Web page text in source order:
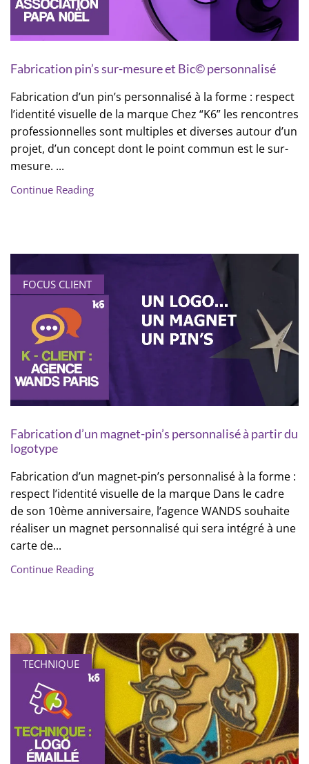
Fabrication pin’s sur-mesure et Bic© personnalisé
Fabrication d’un pin’s personnalisé à la forme : respect
l’identité visuelle de la marque Chez “K6” les rencontres
professionnelles sont multiples et diverses autour d’un
projet, d’un concept dont le point commun est le sur-
mesure. ...
Continue Reading
FOCUS CLIENT
Fabrication d’un magnet-pin’s personnalisé à partir du
logotype
Fabrication d’un magnet-pin’s personnalisé à la forme :
respect l’identité visuelle de la marque Dans le cadre
de son 10ème anniversaire, l’agence WANDS souhaite
réaliser un magnet personnalisé qui sera intégré à une
carte de...
Continue Reading
TECHNIQUE